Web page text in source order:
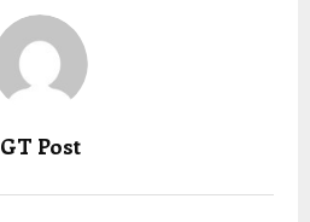
GT Post